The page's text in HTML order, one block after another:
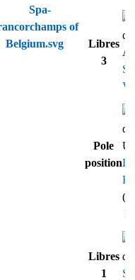
Libres
3
Pole
position
Libres
1